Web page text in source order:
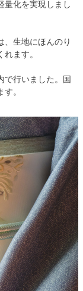
量化を実現しまし
、生地にほんのり
ます。
で行いました。国
。